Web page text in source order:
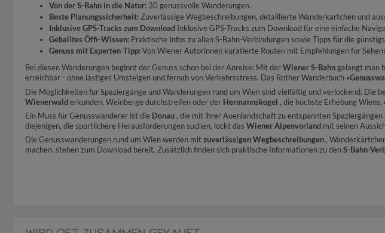
Von der S-Bahn in die Natur: 30 genussvolle Wanderungen.
Beste Planungssicherheit: Zuverlässige Wegbeschreibungen, detaillierte Wanderkärtchen und
Inklusive GPS-Tracks zum Download Inklusive GPS-Tracks zum Download für eine einfache
Geballtes Öffi-Wissen: Praktische Infos zu allen S-Bahn-Verbindungen sowie Tipps für die
Genuss mit Experten-Tipp:Von Wiener Autorinnen kuratierte Routen mit Empfehlungen für
Bei diesen Wanderungen beginnt der Genuss schon bei der Anreise: Mit derWiener S-Bahn gelangt man
erreichbar - ohne lästiges Umsteigen und fernab von Verkehrsstress. Das Rother Wanderbuch
Die Möglichkeiten für Spaziergänge und Wanderungen rund um Wien sind vielfältig und verlockend. Die
Wienerwalderkunden, Weinberge durchstreifen oder der Hermannskogel , die höchste Erhebung Wiens,
Ein Muss für Genusswanderer ist die Donau , die mit ihrer Auenlandschaft zu entspannten
diejenigen, die sportlichere Herausforderungen suchen, lockt das Wiener Alpenvorland mit seinen
Die Genusswanderungen rund um Wien werden mitzuverlässigen Wegbeschreibungen ,
machen, stehen zum Download bereit. Zusätzlich finden sich praktische Informationen zu denS-Bahn-